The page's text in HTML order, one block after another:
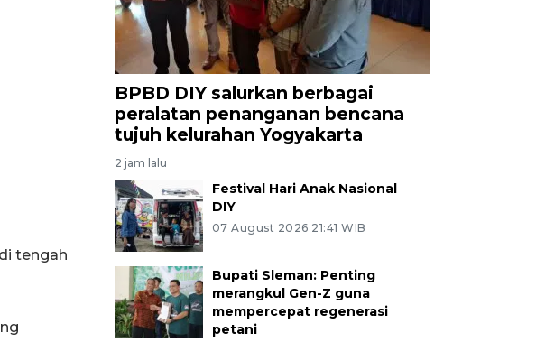
tengah
BPBD DIY salurkan berbagai
peralatan penanganan bencana
tujuh kelurahan Yogyakarta
2 jam lalu
Festival Hari Anak Nasional
DIY
07 August 2026 21:41 WIB
Bupati Sleman: Penting
merangkul Gen-Z guna
mempercepat regenerasi
petani